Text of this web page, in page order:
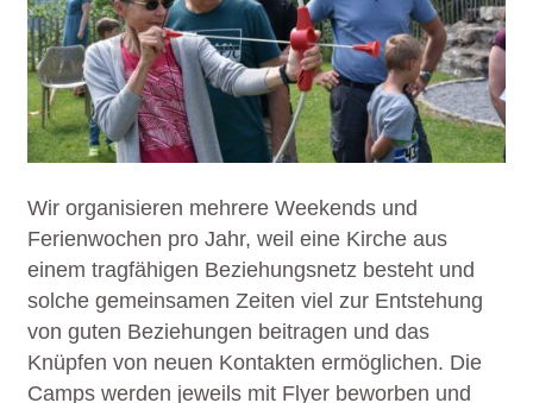
Wir organisieren mehrere Weekends und
Ferienwochen pro Jahr, weil eine Kirche aus
einem tragfähigen Beziehungsnetz besteht und
solche gemeinsamen Zeiten viel zur Entstehung
von guten Beziehungen beitragen und das
Knüpfen von neuen Kontakten ermöglichen. Die
Camps werden jeweils mit Flyer beworben und